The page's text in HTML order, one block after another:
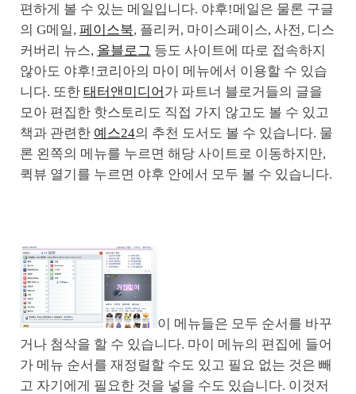
편하게 볼 수 있는 메일입니다. 야후!메일은 물론 구글
의 G메일, 페이스북, 플리커, 마이스페이스, 사전, 디스
커버리 뉴스, 올블로그 등도 사이트에 따로 접속하지
않아도 야후!코리아의 마이 메뉴에서 이용할 수 있습
니다. 또한 태터앤미디어 가 파트너 블로거들의 글을
모아 편집한 핫스토리도 직접 가지 않고도 볼 수 있고
책과 관련한 예스24의 추천 도서도 볼 수 있습니다. 물
론 왼쪽의 메뉴를 누르면 해당 사이트로 이동하지만,
퀵뷰 열기를 누르면 야후 안에서 모두 볼 수 있습니다.
이 메뉴들은 모두 순서를 바꾸
거나 첨삭을 할 수 있습니다. 마이 메뉴의 편집에 들어
가 메뉴 순서를 재정렬할 수도 있고 필요 없는 것은 빼
고 자기에게 필요한 것을 넣을 수도 있습니다. 이것저